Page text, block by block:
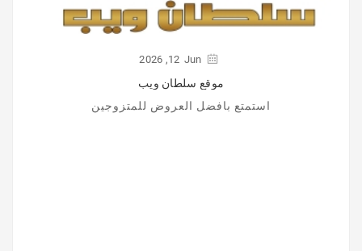
Jun
12,
موقع سلطان ويب
استمتع بافضل العروض للمتزوجين